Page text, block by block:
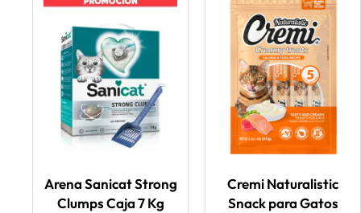
Arena Sanicat Strong
Clumps Caja 7 Kg
Cremi Naturalistic
Snack para Gatos